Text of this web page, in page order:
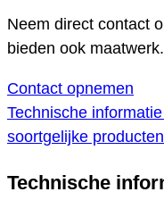
Neem direct contact
bieden ook maatwerk.
Contact opnemen
Technische informatie
soortgelijke producten
Technische